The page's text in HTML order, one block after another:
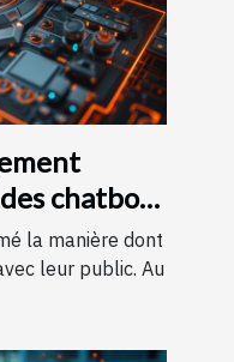
chatbots
la manière dont
leur public. Au